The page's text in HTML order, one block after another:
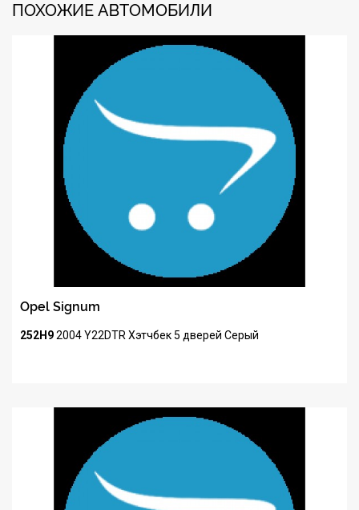
ПОХОЖИЕ АВТОМОБИЛИ
Opel Signum
252H92004Y22DTR Хэтчбек 5 дверей Серый